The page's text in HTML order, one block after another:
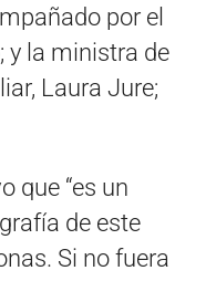
por el
y la ministra de
Laura Jure;
que “es un
de este
Si no fuera